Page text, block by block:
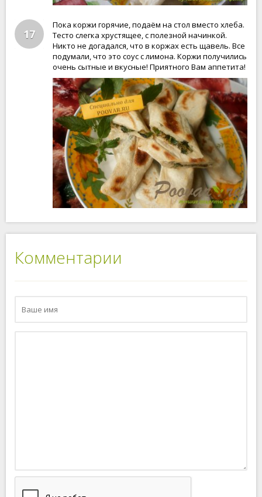
17
Пока коржи горячие, подаём на стол вместо хлеба.
Тесто слегка хрустящее, с полезной начинкой.
Никто не догадался, что в коржах есть щавель. Все
подумали, что это соус с лимона. Коржи получились
очень сытные и вкусные! Приятного Вам аппетита!
Комментарии